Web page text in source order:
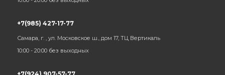
+7(985) 427-17-77
Самара, г. , ул. Московское ш., дом 17, ТЦ Вертикаль
10:00 - 20:00 без выходных